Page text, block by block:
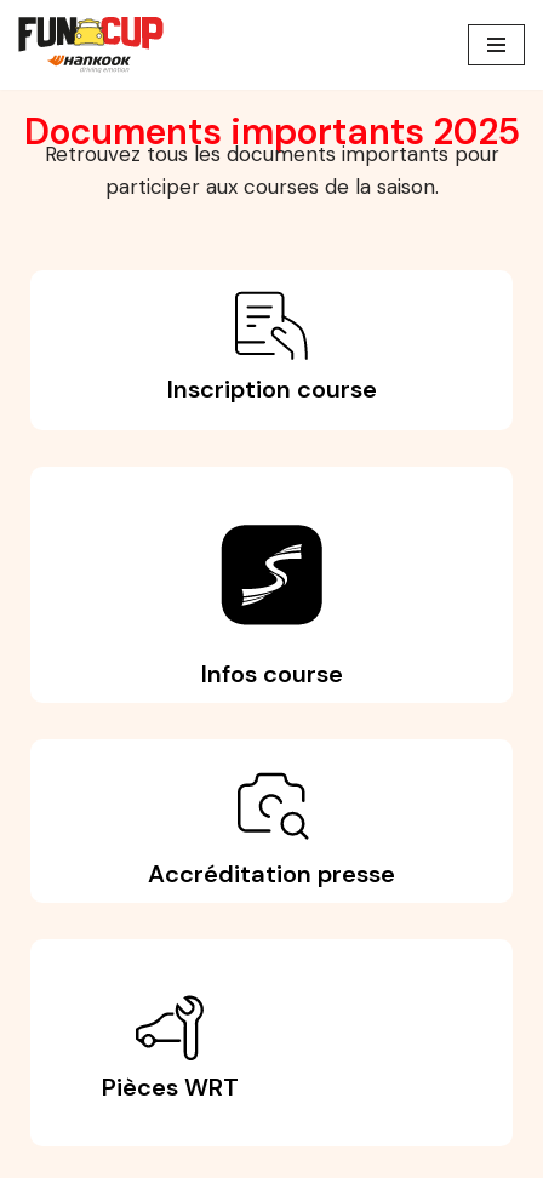
Aller
contenu
Documents importants 2025
Retrouvez tous les documents importants pour
participer aux courses de la saison.
Inscription course
Infos course
Accréditation presse
Pièces WRT